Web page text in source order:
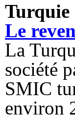
Turquie
Le
La
société
SMIC
environ